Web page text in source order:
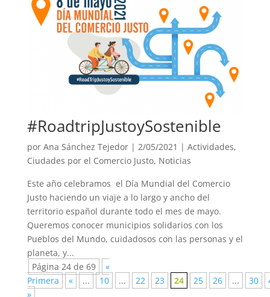
#RoadtripJustoySostenible
por Ana Sánchez Tejedor| 2/05/2021 | Actividades,
Ciudades por el Comercio Justo, Noticias
Este año celebramos el Día Mundial del Comercio
Justo haciendo un viaje a lo largo y ancho del
territorio español durante todo el mes de mayo.
Queremos conocer municipios solidarios con los
Pueblos del Mundo, cuidadosos con las personas y el
planeta, y...
Página 24 de 69
«
Primera
« ... 10 ... 22 23 24 25 26 ... 30
»